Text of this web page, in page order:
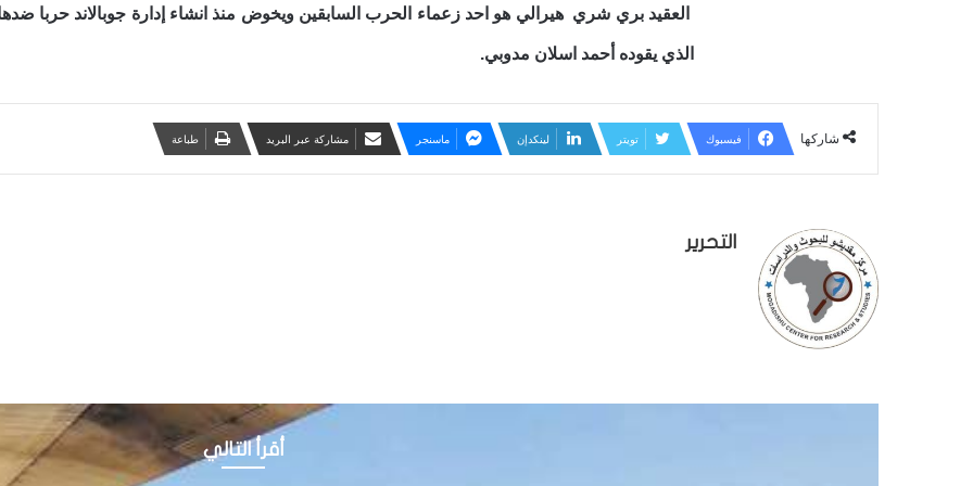
العقيد بري شري هيرالي هو احد زعماء الحرب السابقين ويخوض منذ انشاء إدارة جوبالاند حربا
الذي يقوده أحمد اسلان مدوبي.
شاركها فيسبوك تويتر لينكدإن ماسنجر مشاركة عبر البريد طباعة
التحرير
أقرأ التالي